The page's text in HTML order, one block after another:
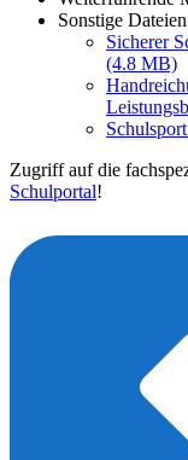
Sonstige Dateien
Sicherer
(4.8 MB)
Zugriff auf die
Schulportal!